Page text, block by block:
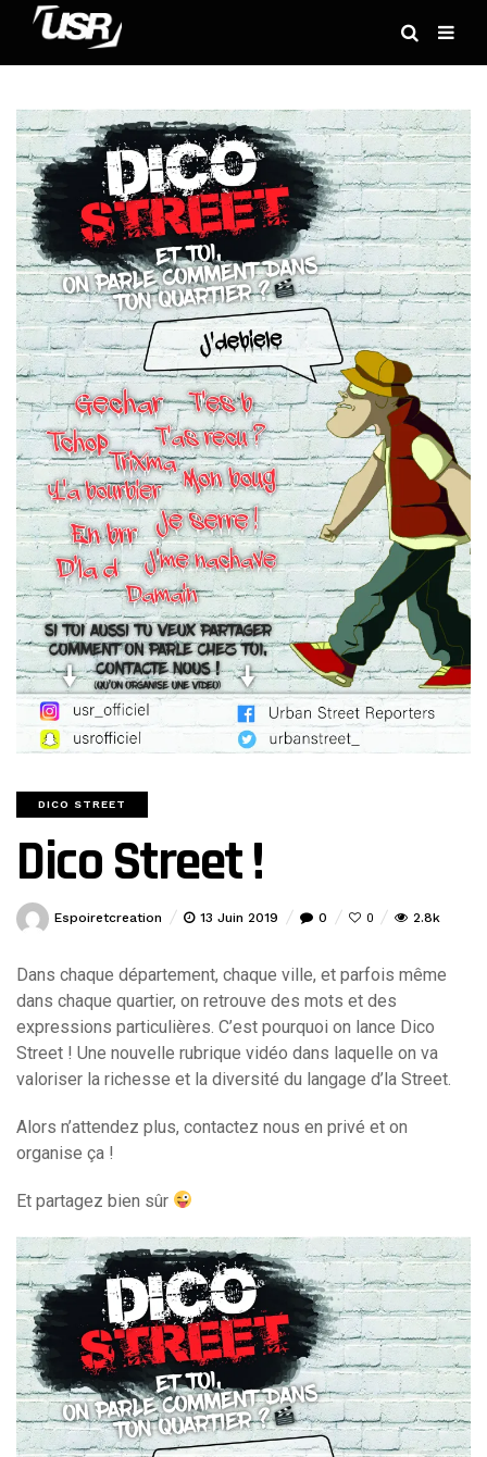
DICO STREET
Dico Street !
Espoiretcreation 13 Juin 2019 0 0 2.8k
Dans chaque département, chaque ville, et parfois même
dans chaque quartier, on retrouve des mots et des
expressions particulières. C’est pourquoi on lance Dico
Street ! Une nouvelle rubrique vidéo dans laquelle on va
valoriser la richesse et la diversité du langage d’la Street.
Alors n’attendez plus, contactez nous en privé et on
organise ça !
Et partagez bien sûr